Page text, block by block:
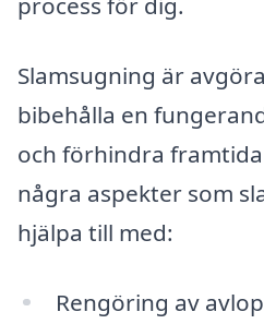
Slamsugning är
bibehålla en
och förhindra
några aspekter som
hjälpa till med:
Rengöring av